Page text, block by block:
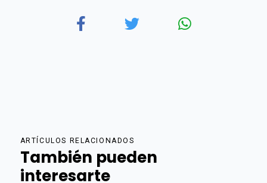
ARTÍCULOS RELACIONADOS
También pueden
interesarte